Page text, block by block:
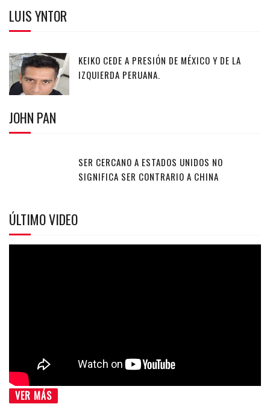
LUIS YNTOR
KEIKO CEDE A PRESIÓN DE MÉXICO Y DE LA
IZQUIERDA PERUANA.
JOHN PAN
SER CERCANO A ESTADOS UNIDOS NO
SIGNIFICA SER CONTRARIO A CHINA
ÚLTIMO VIDEO
VER MÁS